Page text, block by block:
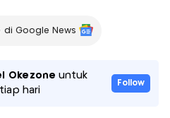
di Google News
Okezone untuk
hari
Follow